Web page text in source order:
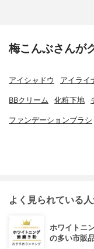
梅こんぶさんが
アイシャドウ アイライ
BBクリーム 化粧下地
ファンデーションブラシ
よく見られている
ホワイトニ
の多い市販